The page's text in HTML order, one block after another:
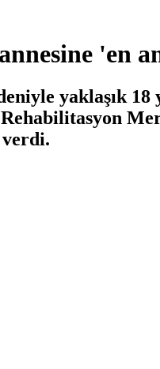
'en
yaklaşık 18
verdi.